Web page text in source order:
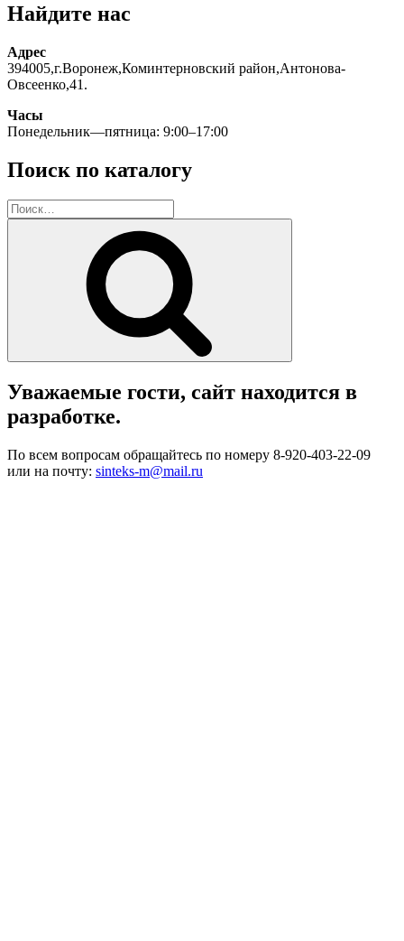
Найдите нас
Адрес
394005,г.Воронеж,Коминтерновский район,Антонова-
Овсеенко,41.
Часы
Понедельник—пятница: 9:00–17:00
Поиск по каталогу
Искать:
Уважаемые гости, сайт находится в
разработке.
По всем вопросам обращайтесь по номеру 8-920-403-22-09
или на почту: sinteks-m@mail.ru